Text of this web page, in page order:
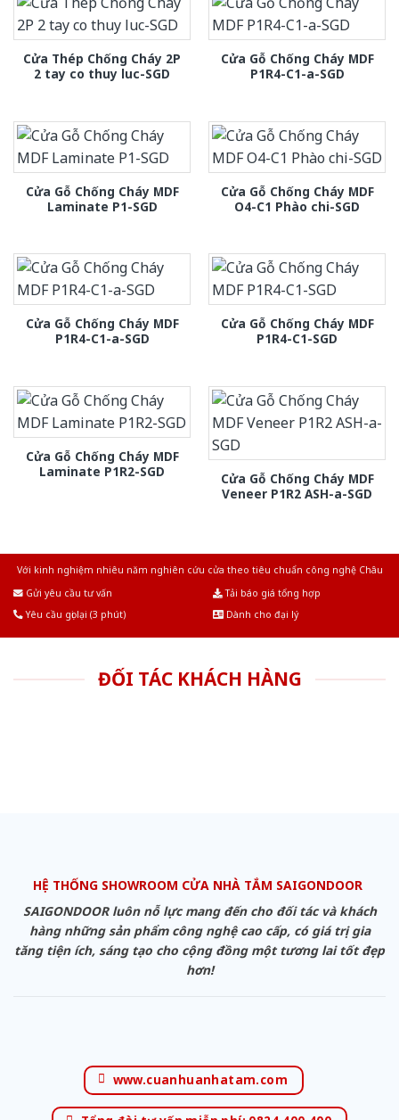
Cửa Thép Chống Cháy 2P
2 tay co thuy luc-SGD
Cửa Gỗ Chống Cháy MDF
P1R4-C1-a-SGD
Cửa Gỗ Chống Cháy MDF
Laminate P1-SGD
Cửa Gỗ Chống Cháy MDF
O4-C1 Phào chi-SGD
Cửa Gỗ Chống Cháy MDF
P1R4-C1-a-SGD
Cửa Gỗ Chống Cháy MDF
P1R4-C1-SGD
Cửa Gỗ Chống Cháy MDF
Laminate P1R2-SGD
Cửa Gỗ Chống Cháy MDF
Veneer P1R2 ASH-a-SGD
Với kinh nghiệm nhiêu năm nghiên cứu cửa theo tiêu chuẩn công nghệ Châu
Gửi yêu cầu tư vấn
Tải báo giá tổng hợp
Yêu cầu gọi lại (3 phút)
Dành cho đại lý
ĐỐI TÁC KHÁCH HÀNG
HỆ THỐNG SHOWROOM CỬA NHÀ TẮM SAIGONDOOR
SAIGONDOOR luôn nỗ lực mang đến cho đối tác và khách
hàng những sản phẩm công nghệ cao cấp, có giá trị gia
tăng tiện ích, sáng tạo cho cộng đồng một tương lai tốt đẹp
hơn!
www.cuanhuanhatam.com